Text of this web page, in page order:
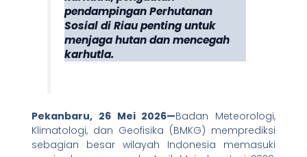
pendampingan Perhutanan
Sosial di Riau penting untuk
menjaga hutan dan mencegah
karhutla.
Pekanbaru, 26 Mei 2026—Badan Meteorologi,
Klimatologi, dan Geofisika (BMKG) memprediksi
sebagian besar wilayah Indonesia memasuki